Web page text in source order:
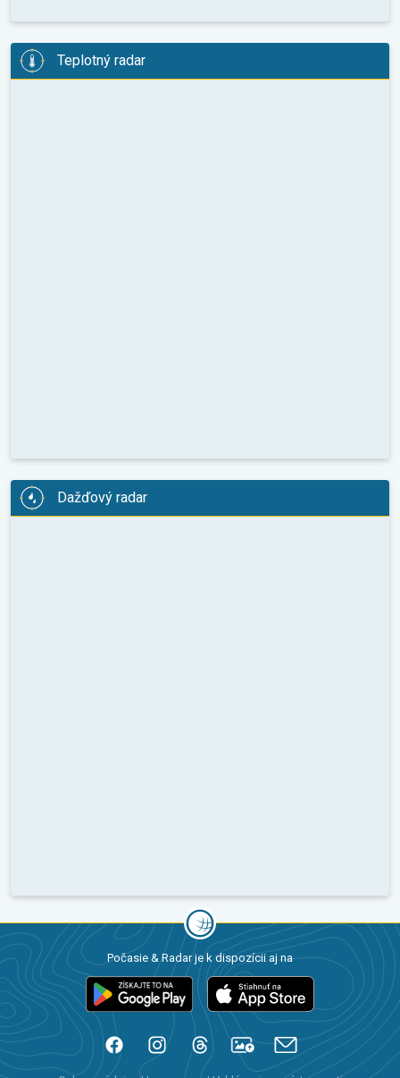
Teplotný radar
Dažďový radar
Počasie & Radar je k dispozícii aj na